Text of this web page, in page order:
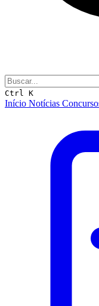
Ctrl K
Início Notícias